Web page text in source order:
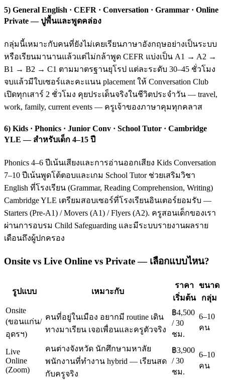
5) General English · CEFR · Conversation · Grammar · Online
Private — ปูพื้นและพูดคล่อง
กลุ่มนี้เหมาะกับคนที่ยังไม่เคยเรียนภาษาอังกฤษอย่างเป็นระบบ
หรือเรียนมานานแล้วแต่ไม่กล้าพูด CEFR แบ่งเป็น A1 → A2 →
B1 → B2 → C1 ตามมาตรฐานยุโรป แต่ละระดับ 30–45 ชั่วโมง
จบแล้วมีใบเซอร์และคะแนน placement ให้ Conversation Club
เปิดทุกเสาร์ 2 ชั่วโมง คุยประเด็นจริงในชีวิตประจำวัน — travel,
work, family, current events — ครูเจ้าของภาษาคุมทุกคลาส
6) Kids · Phonics · Junior Conv · School Tutor · Cambridge
YLE — สำหรับเด็ก 4–15 ปี
Phonics 4–6 ปีเน้นเสียงและการอ่านออกเสียง Kids Conversation
7–10 ปีเน้นพูดโต้ตอบและเกม School Tutor ช่วยเสริมวิชา
English ที่โรงเรียน (Grammar, Reading Comprehension, Writing)
Cambridge YLE เตรียมสอบเซอร์ที่โรงเรียนอินเตอร์ยอมรับ —
Starters (Pre-A1) / Movers (A1) / Flyers (A2). ครูสอนเด็กของเรา
ผ่านการอบรม Child Safeguarding และมีระบบรายงานผลราย
เดือนถึงผู้ปกครอง
Onsite vs Live Online vs Private — เลือกแบบไหน?
รูปแบบ เหมาะกับ
ราคา
เริ่มต้น
ขนาด
กลุ่ม
Onsite
(ขอนแก่น/
อุดรฯ)
คนที่อยู่ในเมือง อยากมี routine เดิน
ทางมาเรียน เจอเพื่อนและครูตัวจริง
฿4,500
/ 30
ชม.
6–10
คน
Live
Online
(Zoom)
คนต่างจังหวัด นักศึกษามหาลัย
พนักงานที่ทำงาน hybrid — เรียนสด
กับครูจริง
฿3,900
/ 30
ชม.
6–10
คน